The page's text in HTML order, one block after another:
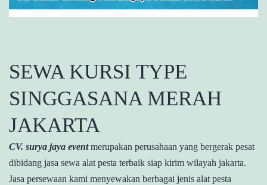
SEWA KURSI TYPE
SINGGASANA MERAH
JAKARTA
CV. surya jaya eventmerupakan perusahaan yang bergerak pesat
dibidang jasa sewa alat pesta terbaik siap kirim wilayah jakarta.
Jasa persewaan kami menyewakan berbagai jenis alat pesta